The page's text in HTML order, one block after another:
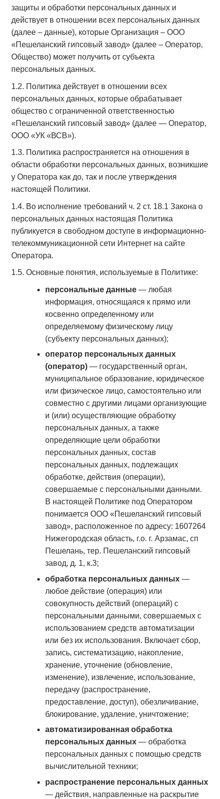
защиты и обработки персональных данных и
действует в отношении всех персональных данных
(далее – данные), которые Организация – ООО
«Пешеланский гипсовый завод» (далее – Оператор,
Общество) может получить от субъекта
персональных данных.
1.2. Политика действует в отношении всех
персональных данных, которые обрабатывает
общество с ограниченной ответственностью
«Пешеланский гипсовый завод» (далее — Оператор,
ООО «УК «ВСВ»).
1.3. Политика распространяется на отношения в
области обработки персональных данных, возникшие
у Оператора как до, так и после утверждения
настоящей Политики.
1.4. Во исполнение требований ч. 2 ст. 18.1 Закона о
персональных данных настоящая Политика
публикуется в свободном доступе в информационно-
телекоммуникационной сети Интернет на сайте
Оператора.
1.5. Основные понятия, используемые в Политике:
персональные данные— любая
информация, относящаяся к прямо или
косвенно определенному или
определяемому физическому лицу
(субъекту персональных данных);
оператор персональных данных
(оператор)— государственный орган,
муниципальное образование, юридическое
или физическое лицо, самостоятельно или
совместно с другими лицами организующие
и (или) осуществляющие обработку
персональных данных, а также
определяющие цели обработки
персональных данных, состав
персональных данных, подлежащих
обработке, действия (операции),
совершаемые с персональными данными.
В настоящей Политике под Оператором
понимается ООО «Пешеланский гипсовый
завод», расположенное по адресу: 1607264
Нижегородская область, г.о. г. Арзамас, сп
Пешелань, тер. Пешеланский гипсовый
завод, д. 1, к.3;
обработка персональных данных—
любое действие (операция) или
совокупность действий (операций) с
персональными данными, совершаемых с
использованием средств автоматизации
или без их использования. Включает сбор,
запись, систематизацию, накопление,
хранение, уточнение (обновление,
изменение), извлечение, использование,
передачу (распространение,
предоставление, доступ), обезличивание,
блокирование, удаление, уничтожение;
автоматизированная обработка
персональных данных— обработка
персональных данных с помощью средств
вычислительной техники;
распространение персональных данных
— действия, направленные на раскрытие